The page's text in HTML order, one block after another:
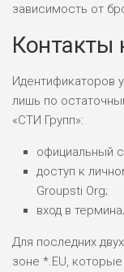
зависимость от
Контакты
Идентификаторов
лишь по
«СТИ Групп»:
официальный
доступ к
Groupsti Org;
вход в
Для последних
зоне *.EU,